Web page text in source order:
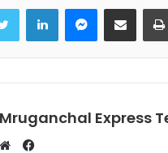
Twitter LinkedInMessenger
Share via Email
Mruganchal Express
Facebook